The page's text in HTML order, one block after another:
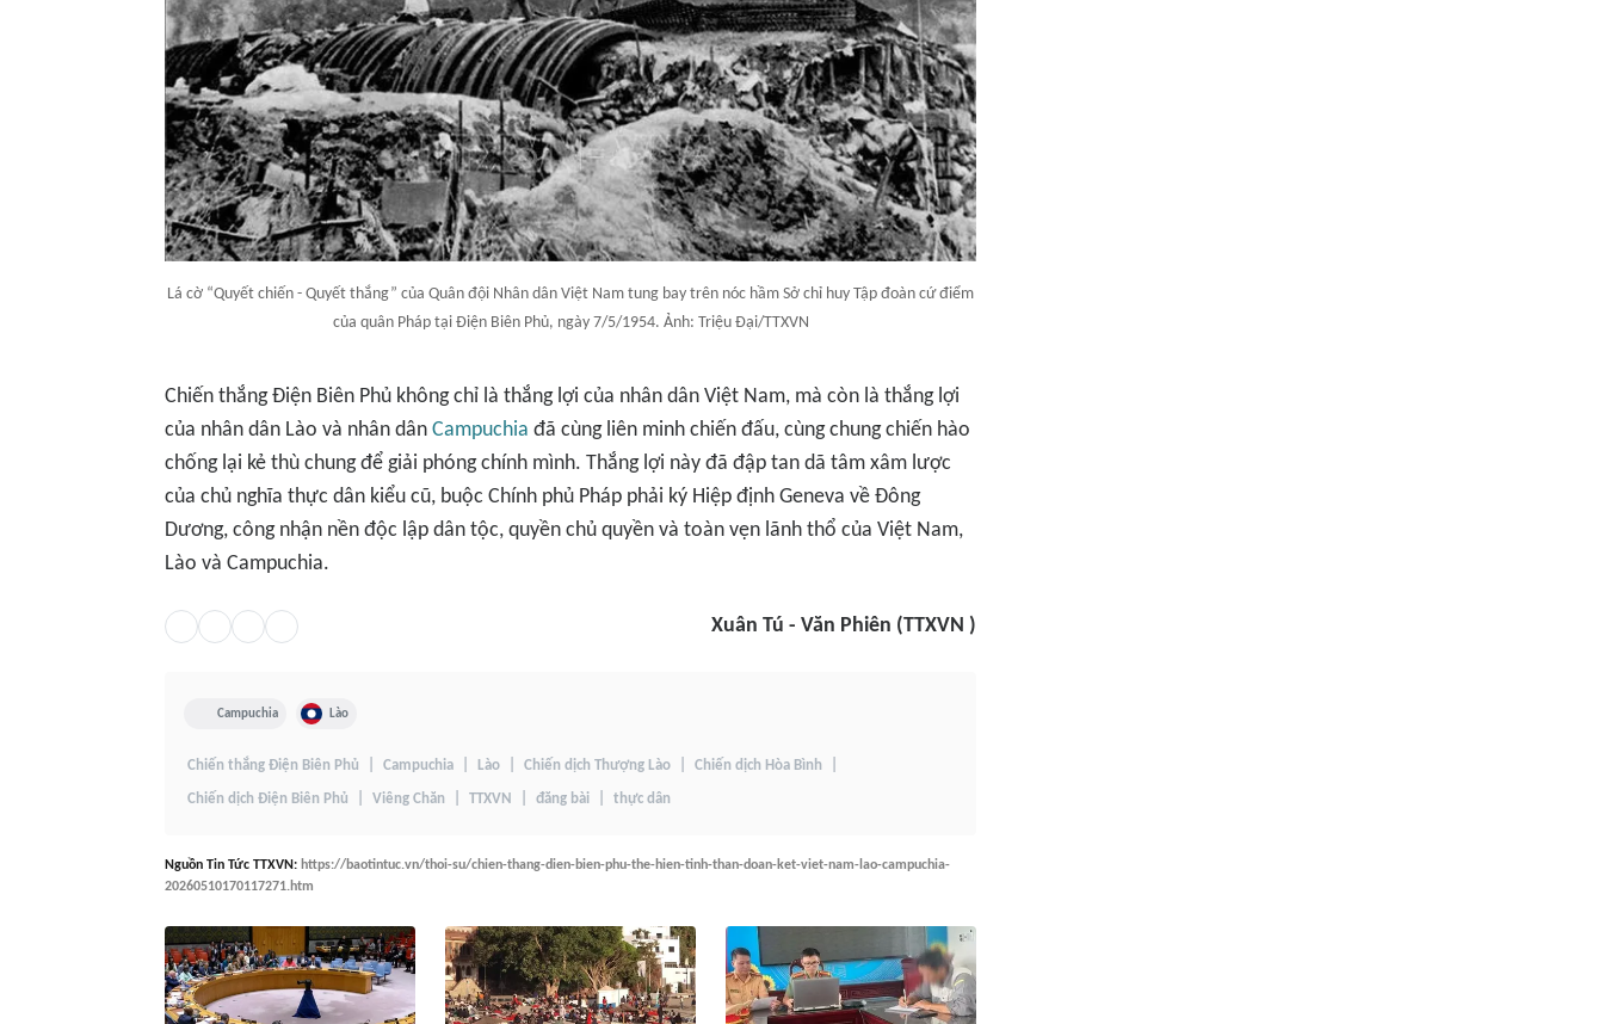
Lá cờ “Quyết chiến - Quyết thắng” của Quân đội Nhân dân Việt Nam tung bay trên nóc hầm Sở chỉ huy Tập đoàn cứ điểm
của quân Pháp tại Điện Biên Phủ, ngày 7/5/1954. Ảnh: Triệu Đại/TTXVN
Chiến thắng Điện Biên Phủ không chỉ là thắng lợi của nhân dân Việt Nam, mà còn là thắng lợi
của nhân dân Lào và nhân dân Campuchia đã cùng liên minh chiến đấu, cùng chung chiến hào
chống lại kẻ thù chung để giải phóng chính mình. Thắng lợi này đã đập tan dã tâm xâm lược
của chủ nghĩa thực dân kiểu cũ, buộc Chính phủ Pháp phải ký Hiệp định Geneva về Đông
Dương, công nhận nền độc lập dân tộc, quyền chủ quyền và toàn vẹn lãnh thổ của Việt Nam,
Lào và Campuchia.
Xuân Tú - Văn Phiên (TTXVN )
Campuchia Lào
Chiến thắng Điện Biên Phủ Campuchia Lào Chiến dịch Thượng Lào Chiến dịch Hòa Bình
Chiến dịch Điện Biên Phủ Viêng Chăn TTXVN đăng bài thực dân
Nguồn Tin Tức TTXVN: https://baotintuc.vn/thoi-su/chien-thang-dien-bien-phu-the-hien-tinh-than-doan-ket-viet-nam-lao-campuchia-
20260510170117271.htm